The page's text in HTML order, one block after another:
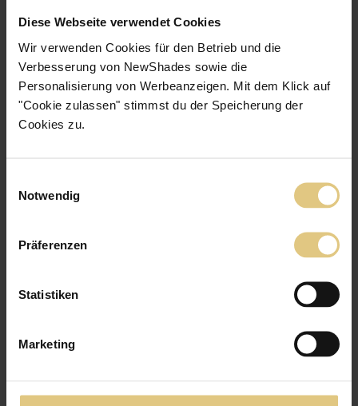
Diese Webseite verwendet Cookies
Wir verwenden Cookies für den Betrieb und die
Verbesserung von NewShades sowie die
Personalisierung von Werbeanzeigen. Mit dem Klick auf
"Cookie zulassen" stimmst du der Speicherung der
Cookies zu.
Notwendig
Präferenzen
Statistiken
Marketing
/5
Luisa R.
29.07.2026
/5
Sehr gute Qualität, es ist deutlich kühler. Sehr zufrieden und kann zu
100% weiterempfohlen werden.